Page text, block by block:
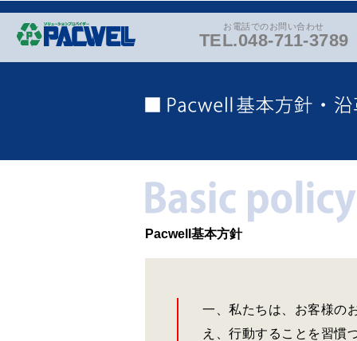
お電話でのお問い合わせ
TEL.048-711-3789
Pacwell基本方針
一、私たちは、お客様の
え、行動することを習慣